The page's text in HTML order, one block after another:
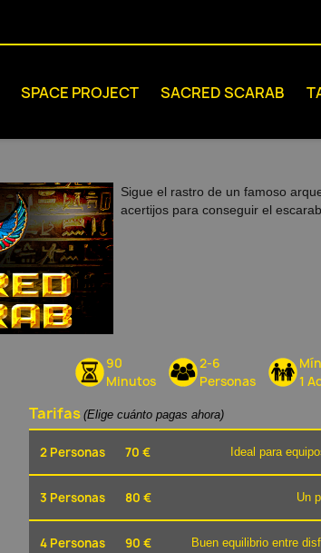
SPACE PROJECT SACRED SCARAB
Sigue el rastro de un famoso
acertijos para conseguir el
90
Minutos
2-6
Personas
1
Tarifas (Elige cuánto pagas ahora)
2 Personas 70 € Ideal para
3 Personas 80 € Un
4 Personas 90 € Buen equilibrio entre